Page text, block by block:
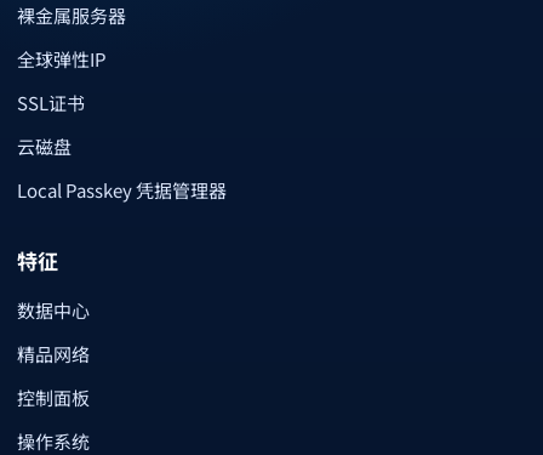
裸金属服务器
全球弹性IP
SSL证书
云磁盘
Local Passkey 凭据管理器
特征
数据中心
精品网络
控制面板
操作系统